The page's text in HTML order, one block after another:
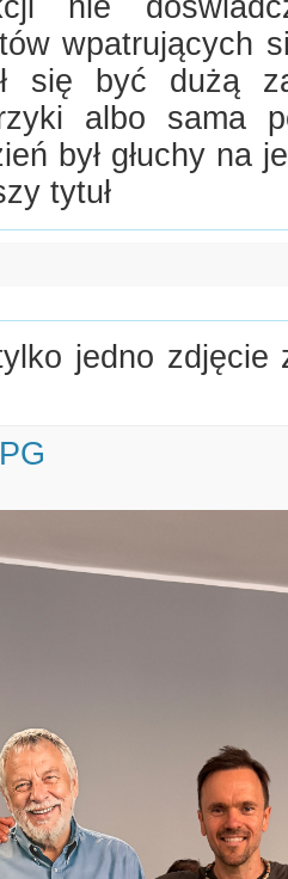
wpatrujących
się być dużą
albo sama
był głuchy na
tytuł
jedno zdjęcie